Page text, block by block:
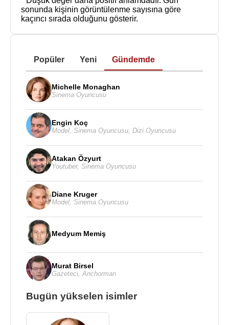
sonunda kişinin görüntülenme sayısına göre
kaçıncı sırada olduğunu gösterir.
Popüler Yeni Gündemde
Michelle Monaghan
Sinema Oyuncusu
Engin Koç
Model Sinema Oyuncusu Dizi Oyuncusu
Atakan Özyurt
Youtuber, Sinema Oyuncusu
Diane Kruger
Model Sinema Oyuncusu
Medyum Memiş
Murat Birsel
Gazeteci Anchorman
Bugün yükselen isimler